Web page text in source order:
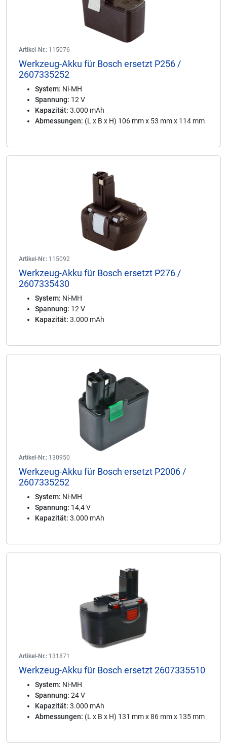
Artikel-Nr.: 115076
Werkzeug-Akku für Bosch ersetzt P256 /
2607335252
System: Ni-MH
Spannung: 12 V
Kapazität: 3.000 mAh
Abmessungen: (L x B x H) 106 mm x 53 mm x 114 mm
Artikel-Nr.: 115092
Werkzeug-Akku für Bosch ersetzt P276 /
2607335430
System: Ni-MH
Spannung: 12 V
Kapazität: 3.000 mAh
Artikel-Nr.: 130950
Werkzeug-Akku für Bosch ersetzt P2006 /
2607335252
System: Ni-MH
Spannung: 14,4 V
Kapazität: 3.000 mAh
Artikel-Nr.: 131871
Werkzeug-Akku für Bosch ersetzt 2607335510
System: Ni-MH
Spannung: 24 V
Kapazität: 3.000 mAh
Abmessungen: (L x B x H) 131 mm x 86 mm x 135 mm